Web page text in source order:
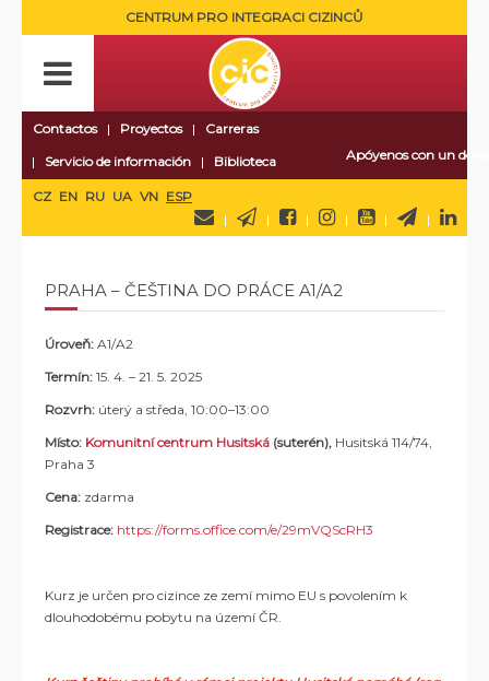
CENTRUM PRO INTEGRACI CIZINCŮ
Contactos Proyectos
Carreras
Servicio de información
Biblioteca Apóyenos con un
CZ EN RU UA VN ESP
PRAHA – ČEŠTINA DO PRÁCE A1/A2
Úroveň: A1/A2
Termín: 15. 4. – 21. 5. 2025
Rozvrh: úterý a středa, 10:00–13:00
Místo: Komunitní centrum Husitská (suterén), Husitská 114/74,
Praha 3
Cena: zdarma
Registrace: https://forms.office.com/e/29mVQScRH3
Kurz je určen pro cizince ze zemí mimo EU s povolením k
dlouhodobému pobytu na území ČR.